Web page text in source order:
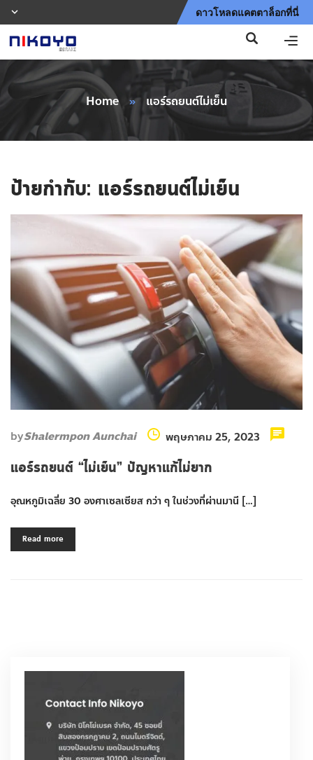
ดาวโหลดแคตตาล็อกที่นี่
Home » แอร์รถยนต์ไม่เย็น
ป้ายกำกับ: แอร์รถยนต์ไม่เย็น
byShalermpon Aunchai พฤษภาคม 25, 2023
แอร์รถยนต์ “ไม่เย็น” ปัญหาแก้ไม่ยาก
อุณหภูมิเฉลี่ย 30 องศาเซลเซียส กว่า ๆ ในช่วงที่ผ่านมานี […]
Read more